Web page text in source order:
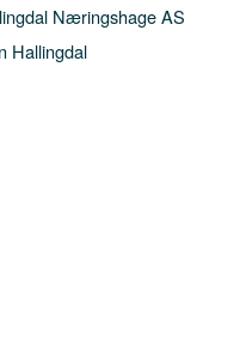
Næringshage AS
Hallingdal